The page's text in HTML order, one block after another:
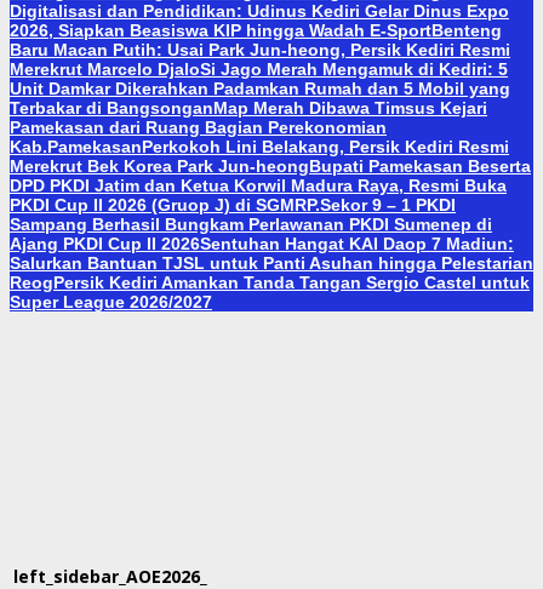
Digitalisasi dan Pendidikan: Udinus Kediri Gelar Dinus Expo
2026, Siapkan Beasiswa KIP hingga Wadah E-SportBenteng
Baru Macan Putih: Usai Park Jun-heong, Persik Kediri Resmi
Merekrut Marcelo DjaloSi Jago Merah Mengamuk di Kediri: 5
Unit Damkar Dikerahkan Padamkan Rumah dan 5 Mobil yang
Terbakar di BangsonganMap Merah Dibawa Timsus Kejari
Pamekasan dari Ruang Bagian Perekonomian
Kab.PamekasanPerkokoh Lini Belakang, Persik Kediri Resmi
Merekrut Bek Korea Park Jun-heongBupati Pamekasan Beserta
DPD PKDI Jatim dan Ketua Korwil Madura Raya, Resmi Buka
PKDI Cup II 2026 (Gruop J) di SGMRP.Sekor 9 – 1 PKDI
Sampang Berhasil Bungkam Perlawanan PKDI Sumenep di
Ajang PKDI Cup II 2026Sentuhan Hangat KAI Daop 7 Madiun:
Salurkan Bantuan TJSL untuk Panti Asuhan hingga Pelestarian
ReogPersik Kediri Amankan Tanda Tangan Sergio Castel untuk
Super League 2026/2027
left_sidebar_AOE2026_160x600_1